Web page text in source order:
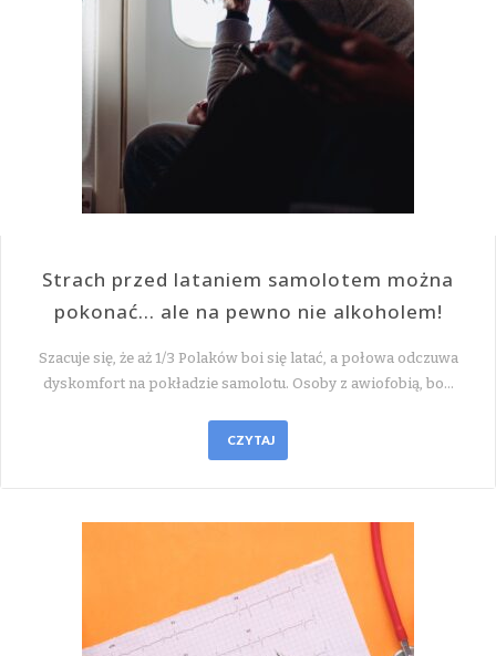
Strach przed lataniem samolotem można
pokonać… ale na pewno nie alkoholem!
Szacuje się, że aż 1/3 Polaków boi się latać, a połowa odczuwa
dyskomfort na pokładzie samolotu. Osoby z awiofobią, bo…
CZYTAJ